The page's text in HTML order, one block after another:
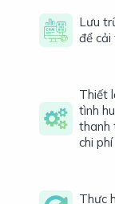
Lưu
để cải
Thiết
tình
thanh
chi
Thực